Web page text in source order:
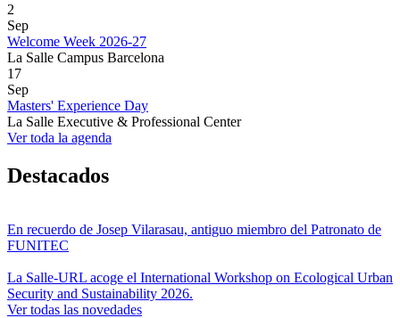
2
Sep
Welcome Week 2026-27
La Salle Campus Barcelona
17
Sep
Masters' Experience Day
La Salle Executive & Professional Center
Ver toda la agenda
Destacados
En recuerdo de Josep Vilarasau, antiguo miembro del Patronato de
FUNITEC
La Salle-URL acoge el International Workshop on Ecological Urban
Security and Sustainability 2026.
Ver todas las novedades